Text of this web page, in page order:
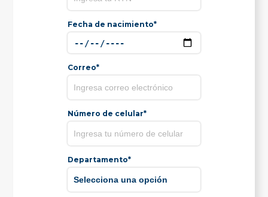
Fecha de nacimiento*
Correo*
Número de celular*
Departamento*